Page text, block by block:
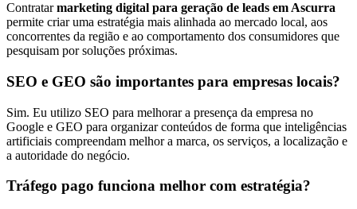
Contratarmarketing digital para geração de leads em Ascurra
permite criar uma estratégia mais alinhada ao mercado local, aos
concorrentes da região e ao comportamento dos consumidores que
pesquisam por soluções próximas.
SEO e GEO são importantes para empresas locais?
Sim. Eu utilizo SEO para melhorar a presença da empresa no
Google e GEO para organizar conteúdos de forma que inteligências
artificiais compreendam melhor a marca, os serviços, a localização e
a autoridade do negócio.
Tráfego pago funciona melhor com estratégia?